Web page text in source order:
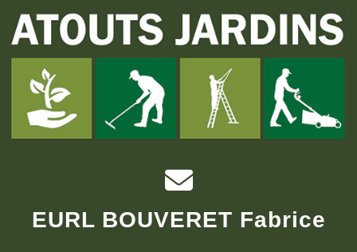
EURL BOUVERET Fabrice